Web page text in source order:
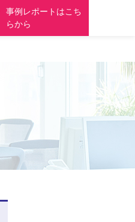
事例レポートはこち
らから